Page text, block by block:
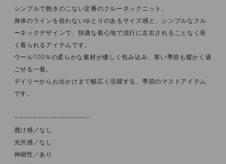
シンプルで飽きのこない定番のクルーネックニット。
身体のラインを拾わないゆとりのあるサイズ感と、シンプルなクル
ーネックデザインで、快適な着心地で流行に左右されることなく長
く着られるアイテムです。
ウール100％の柔らかな素材が優しく包み込み、寒い季節も暖かく過
ごせる一着。
デイリーからお出かけまで幅広く活躍する、季節のマストアイテム
です。
----------------------------------------
透け感／なし
光沢感／なし
伸縮性／あり